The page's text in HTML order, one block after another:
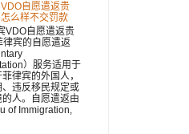
自愿遣返贵
么样不交罚款
VDO自愿遣返贵
律宾的自愿遣返
）服务适用于
律宾的外国人，
违反移民规定或
人。自愿遣返由
of Immigration,